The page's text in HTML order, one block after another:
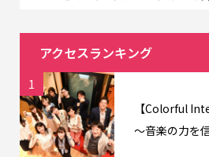
アクセスランキング
1
【Colorful
〜音楽の力を